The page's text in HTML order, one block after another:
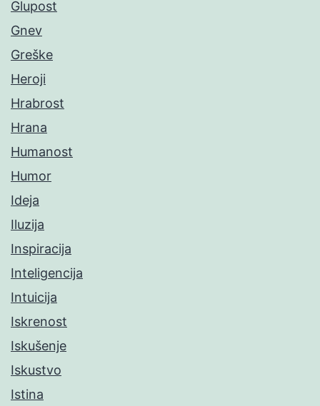
Glupost
Gnev
Greške
Heroji
Hrabrost
Hrana
Humanost
Humor
Ideja
Iluzija
Inspiracija
Inteligencija
Intuicija
Iskrenost
Iskušenje
Iskustvo
Istina